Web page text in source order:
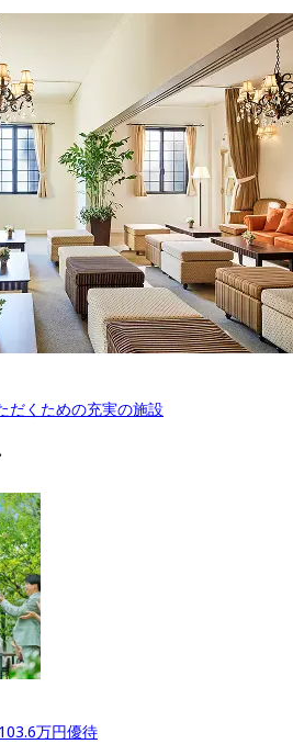
だくための充実の施設
103.6万円優待